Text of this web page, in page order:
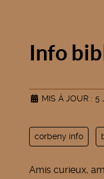
Info
MIS À JOUR : 5
corbeny info
Amis curieux,